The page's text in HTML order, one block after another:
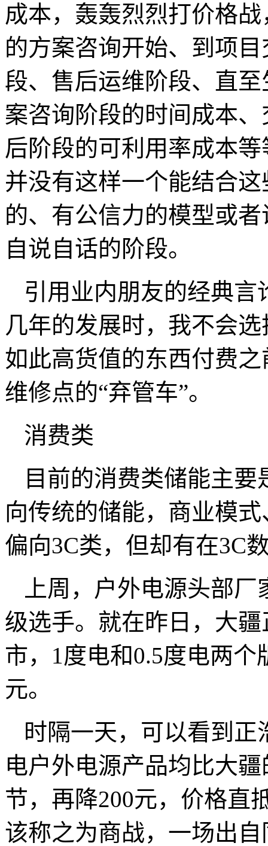
成本，轰轰烈烈打价格
的方案咨询开始、到项
段、售后运维阶段、直
案咨询阶段的时间成本
后阶段的可利用率成本
并没有这样一个能结合
的、有公信力的模型或
自说自话的阶段。
引用业内朋友的经典
几年的发展时，我不会
如此高货值的东西付费
维修点的“弃管车”。
消费类
目前的消费类储能主
向传统的储能，商业模
偏向3C类，但却有在3C
上周，户外电源头部
级选手。就在昨日，大
市，1度电和0.5度电两个
元。
时隔一天，可以看到
电户外电源产品均比大
节，再降200元，价格直
该称之为商战，一场出